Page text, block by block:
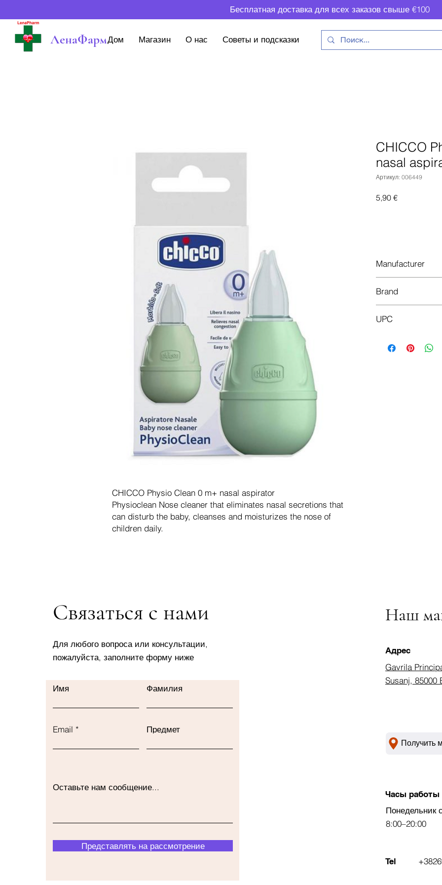
Бесплатная доставка для всех заказов свыше €100
ЛенаФармДом Магазин О нас Советы и подсказки
CHICCO Physio Clean 0 m+ nasal aspirator
Physioclean Nose cleaner that eliminates nasal secretions that
can disturb the baby, cleanses and moisturizes the nose of
children daily.
CHICCO
nasal
Артикул: 006449
5,90 €Цена
Manufacturer
Brand
UPC
Связаться с нами
Для любого вопроса или консультации,
пожалуйста, заполните форму ниже
Имя Фамилия
Email Предмет
Оставьте нам сообщение...
Представлять на рассмотрение
Наш
Адрес
Gavrila
Susanj, 85000
Получить
Часы работы
Понедельник
8:00–20:00
Tel